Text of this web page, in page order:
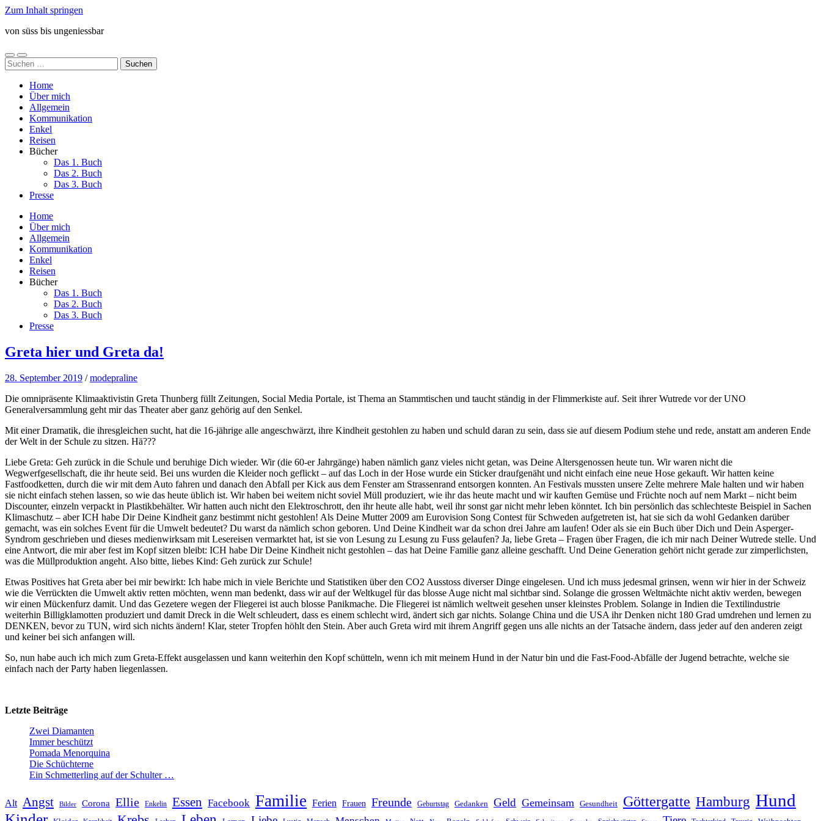
Zum Inhalt springen
von süss bis ungeniessbar
Mobile-
Menü
Suchfeld
ein-/ausblenden
Suchen
nach:
Home
Über mich
Allgemein
Kommunikation
Enkel
Reisen
Bücher
Das 1. Buch
Das 2. Buch
Das 3. Buch
Presse
Home
Über mich
Allgemein
Kommunikation
Enkel
Reisen
Bücher
Das 1. Buch
Das 2. Buch
Das 3. Buch
Presse
Greta hier und Greta da!
28. September 2019 /modepraline
Die omnipräsente Klimaaktivistin Greta Thunberg füllt Zeitungen, Social Media Portale, ist Thema an Stammtischen und taucht ständig in der Flimmerkiste auf. Seit ihrer Wutrede vor der UNO
Generalversammlung geht mir das Theater aber ganz gehörig auf den Senkel.
Mit einer Dramatik, die ihresgleichen sucht, hat die 16-jährige alle angeschwärzt, ihre Kindheit gestohlen zu haben und schuld daran zu sein, dass sie auf diesem Podium stehe und rede, anstatt am anderen Ende
der Welt in der Schule zu sitzen. Hä???
Liebe Greta: Geh zurück in die Schule und beruhige Dich wieder. Wir (die 60-er Jahrgänge) haben nämlich ganz vieles nicht getan, was Deine Altersgenossen heute tun. Wir waren nicht die
Wegwerfgesellschaft, die ihr heute seid. Bei uns wurden die Kleider noch geflickt – auf das Loch in der Hose wurde ein Sticker draufgenäht und nicht einfach eine neue Hose gekauft. Wir hatten keine
Fastfoodketten, durch die wir mit dem Auto fahren und danach den Abfall per Kick aus dem Fenster am Strassenrand entsorgen konnten. An Festivals mussten unsere Zelte mehrere Male halten und wir haben
sie nicht einfach stehen lassen, so wie das heute üblich ist. Wir haben bei weitem nicht soviel Müll produziert, wie ihr das heute macht und wir kauften Gemüse und Früchte noch auf nem Markt – nicht beim
Discounter, einzeln verpackt in Plastikbehälter. Wir hatten auch nicht den Elektroschrott, den ihr heute alle habt, weil ihr sonst gar nicht mehr leben könntet. Ich bin persönlich das schlechteste Beispiel in Sachen
Klimaschutz – aber ICH habe Dir Deine Kindheit ganz bestimmt nicht gestohlen! Als Deine Mutter 2009 am Eurovision Song Contest für Schweden aufgetreten ist, hat sie sich da wohl Gedanken darüber
gemacht, was ein solches Event für die Umwelt bedeutet? Du warst da nämlich schon geboren. Und Deine Kindheit war da schon drei Jahre am laufen! Oder als sie ein Buch über Dich und Dein Asperger-
Syndrom geschrieben und dieses medienwirksam mit Lesereisen vermarktet hat, ist sie von Lesung zu Lesung zu Fuss gelaufen? Ja, liebe Greta – Fragen über Fragen, die ich mir nach Deiner Wutrede stelle. Und
eine Antwort, die mir aber fest im Kopf sitzen bleibt: ICH habe Dir Deine Kindheit nicht gestohlen – das hat Deine Familie ganz alleine geschafft. Und Deine Generation gehört nicht gerade zur zimperlichsten,
was die Müllproduktion angeht. Also bitte, liebes Kind: Geh zurück zur Schule!
Etwas Positives hat Greta aber bei mir bewirkt: Ich habe mich in viele Berichte und Statistiken über den CO2 Ausstoss diverser Dinge eingelesen. Und ich muss jedesmal grinsen, wenn wir hier in der Schweiz
wie die Verrückten die Umwelt aktiv retten möchten, wenn man bedenkt, dass wir auf der Weltkugel für das blosse Auge nicht mal sichtbar sind. Solange die grossen Weltmächte nicht aktiv werden, bewegen
wir einen Mückenfurz damit. Und das Gezetere wegen der Fliegerei ist auch blosse Panikmache. Die Fliegerei ist nämlich weltweit gesehen unser kleinstes Problem. Solange in Indien die Textilindustrie
weiterhin Billigklamotten produziert und damit Dreck in die Welt schleudert, dass es einem schlecht wird, ändert sich gar nichts. Solange China und die USA ihr Denken nicht 180 Grad umdrehen und lernen zu
DENKEN, bevor zu TUN, wird sich nichts ändern! Klar, steter Tropfen höhlt den Stein. Aber auch Greta wird mit ihrem Angriff gegen uns alle nichts an der Tatsache ändern, dass jeder auf den anderen zeigt
und keiner bei sich anfangen will.
So, nun habe auch ich mich zum Greta-Effekt ausgelassen und kann weiterhin den Kopf schütteln, wenn ich mit meinem Hund in der Natur bin und die Fast-Food-Abfälle der Jugend betrachte, welche sie
einfach nach der Party haben liegenlassen.
Letzte Beiträge
Zwei Diamanten
Immer beschützt
Pomada Menorquina
Die Schüchterne
Ein Schmetterling auf der Schulter …
Alt Angst Bilder Corona Ellie Enkelin Essen Facebook Familie Ferien Frauen Freunde Geburtstag Gedanken Geld Gemeinsam Gesundheit Göttergatte Hamburg Hund